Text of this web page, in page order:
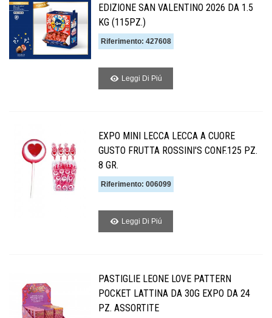
EDIZIONE SAN VALENTINO 2026 DA 1.5
KG (115PZ.)
Riferimento: 427608
Leggi Di Piú
EXPO MINI LECCA LECCA A CUORE
GUSTO FRUTTA ROSSINI'S CONF.125 PZ.
8 GR.
Riferimento: 006099
Leggi Di Piú
PASTIGLIE LEONE LOVE PATTERN
POCKET LATTINA DA 30G EXPO DA 24
PZ. ASSORTITE